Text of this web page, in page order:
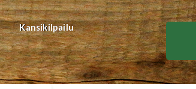
Kansikilpailu